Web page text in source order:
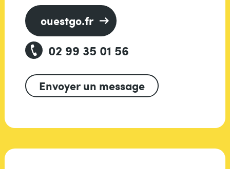
ouestgo.fr
02 99 35 01 56
Envoyer un message